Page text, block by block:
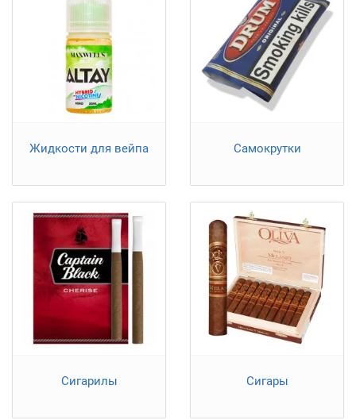
Жидкости для вейпа Самокрутки
Сигарилы Сигары